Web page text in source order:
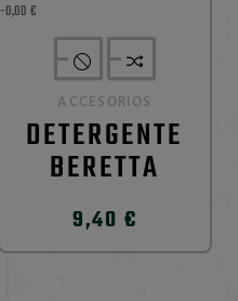
-0,00 €
ACCESORIOS
DETERGENTE
BERETTA
9,40 €